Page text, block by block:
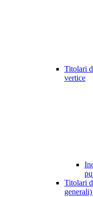
Titolari
vertice
Titolari
generali)